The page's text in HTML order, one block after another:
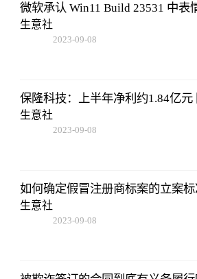
微软承认 Win11 Build 23531 中表
生意社
2023-09-08
保隆科技：上半年净利约1.84亿元
生意社
2023-09-08
如何确定假冒注册商标案的立案
生意社
2023-09-08